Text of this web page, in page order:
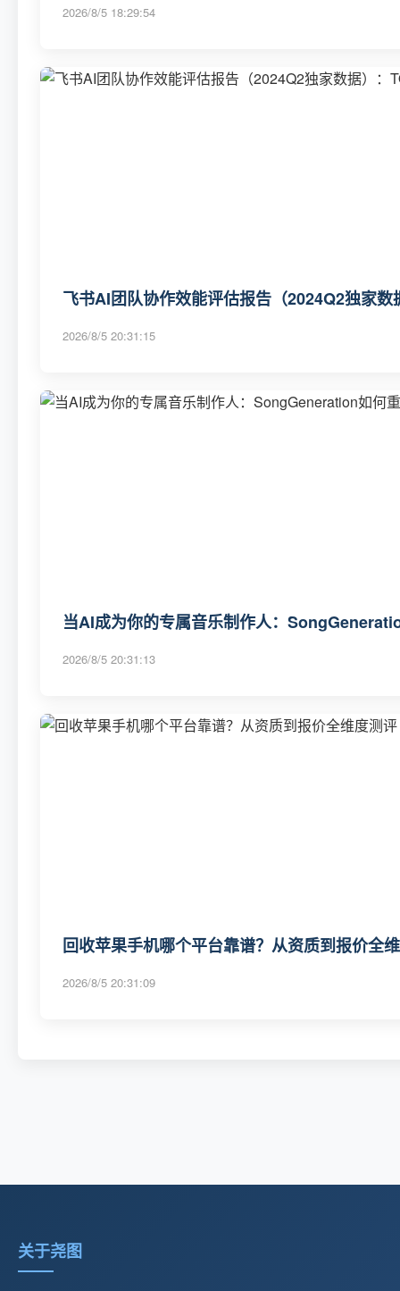
2026/8/5 18:29:54
飞书AI团队协作效能评估报告（2024Q2独家
2026/8/5 20:31:15
当AI成为你的专属音乐制作人：
2026/8/5 20:31:13
回收苹果手机哪个平台靠谱？从资质到报价全
2026/8/5 20:31:09
关于尧图